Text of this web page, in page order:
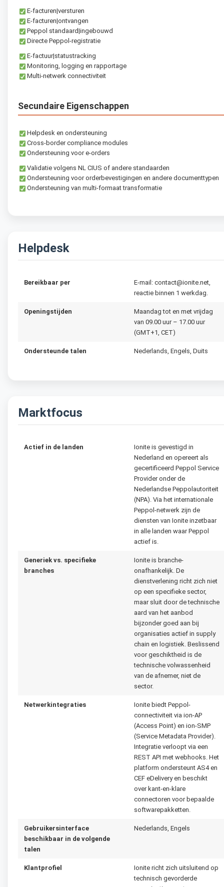
E-facturen|versturen
E-facturen|ontvangen
Peppol standaard|ingebouwd
Directe Peppol-registratie
E-factuur|statustracking
Monitoring, logging en rapportage
Multi-netwerk connectiviteit
Secundaire Eigenschappen
Helpdesk en ondersteuning
Cross-border compliance modules
Ondersteuning voor e-orders
Validatie volgens NL CIUS of andere standaarden
Ondersteuning voor orderbevestigingen en andere documenttypen
Ondersteuning van multi-formaat transformatie
Helpdesk
Bereikbaar per
E-mail: contact@ionite.net,
reactie binnen 1 werkdag.
Openingstijden
Maandag tot en met vrijdag
van 09.00 uur – 17.00 uur
(GMT+1, CET)
Ondersteunde talen Nederlands, Engels, Duits
Marktfocus
Actief in de landen
Ionite is gevestigd in
Nederland en opereert als
gecertificeerd Peppol Service
Provider onder de
Nederlandse Peppolautoriteit
(NPA). Via het internationale
Peppol-netwerk zijn de
diensten van Ionite inzetbaar
in alle landen waar Peppol
actief is.
Generiek vs. specifieke
branches
Ionite is branche-
onafhankelijk. De
dienstverlening richt zich niet
op een specifieke sector,
maar sluit door de technische
aard van het aanbod
bijzonder goed aan bij
organisaties actief in supply
chain en logistiek. Beslissend
voor geschiktheid is de
technische volwassenheid
van de afnemer, niet de
sector.
Netwerkintegraties
Ionite biedt Peppol-
connectiviteit via ion-AP
(Access Point) en ion-SMP
(Service Metadata Provider).
Integratie verloopt via een
REST API met webhooks. Het
platform ondersteunt AS4 en
CEF eDelivery en beschikt
over kant-en-klare
connectoren voor bepaalde
softwarepakketten.
Gebruikersinterface
beschikbaar in de volgende
talen
Nederlands, Engels
Klantprofiel
Ionite richt zich uitsluitend op
technisch gevorderde